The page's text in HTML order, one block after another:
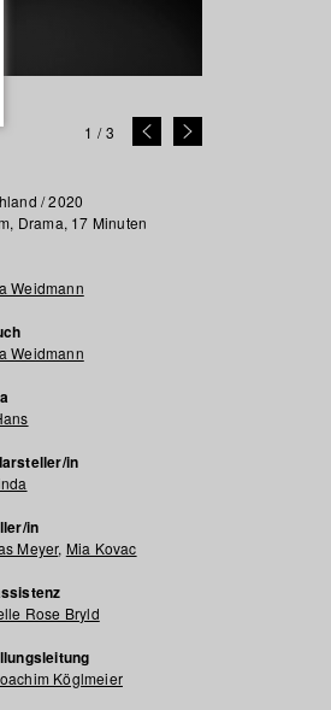
1 /3
/ 2020
Drama, 17 Minuten
Weidmann
Weidmann
in
in
Meyer, Mia Kovac
Rose Bryld
Köglmeier